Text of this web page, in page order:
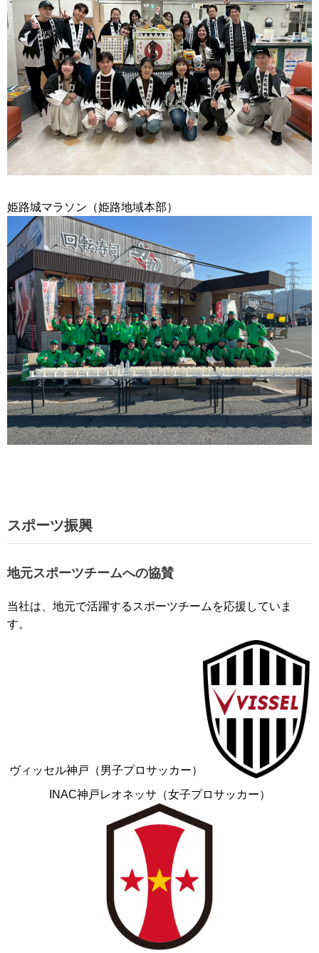
姫路城マラソン（姫路地域本部）
スポーツ振興
地元スポーツチームへの協賛
当社は、地元で活躍するスポーツチームを応援していま
す。
ヴィッセル神戸 （男子プロサッカー）
INAC神戸レオネッサ （女子プロサッカー）